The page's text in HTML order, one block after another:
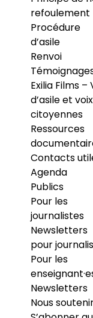
refoulement
Procédure
d’asile
Renvoi
Exilia Films –
d’asile et voix
citoyennes
Ressources
Contacts
Agenda
Publics
Pour les
journalistes
Newsletters
pour
Pour les
Newsletters
Nous